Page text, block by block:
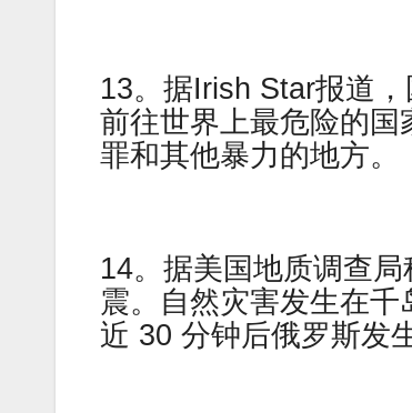
13。据Irish Star报道
前往世界上最危险的
罪和其他暴力的地方。
14。据美国地质调查
震。自然灾害发生在千
近 30 分钟后俄罗斯发